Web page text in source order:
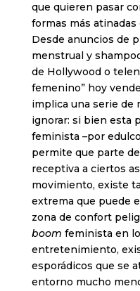
que quieren pasar
formas más
Desde anuncios de
menstrual y
de Hollywood o
femenino” hoy
implica una serie de
ignorar: si bien esta
feminista –por
permite que parte
receptiva a ciertos
movimiento, existe
extrema que puede
zona de confort
boom feminista en
entretenimiento,
esporádicos que se
entorno mucho